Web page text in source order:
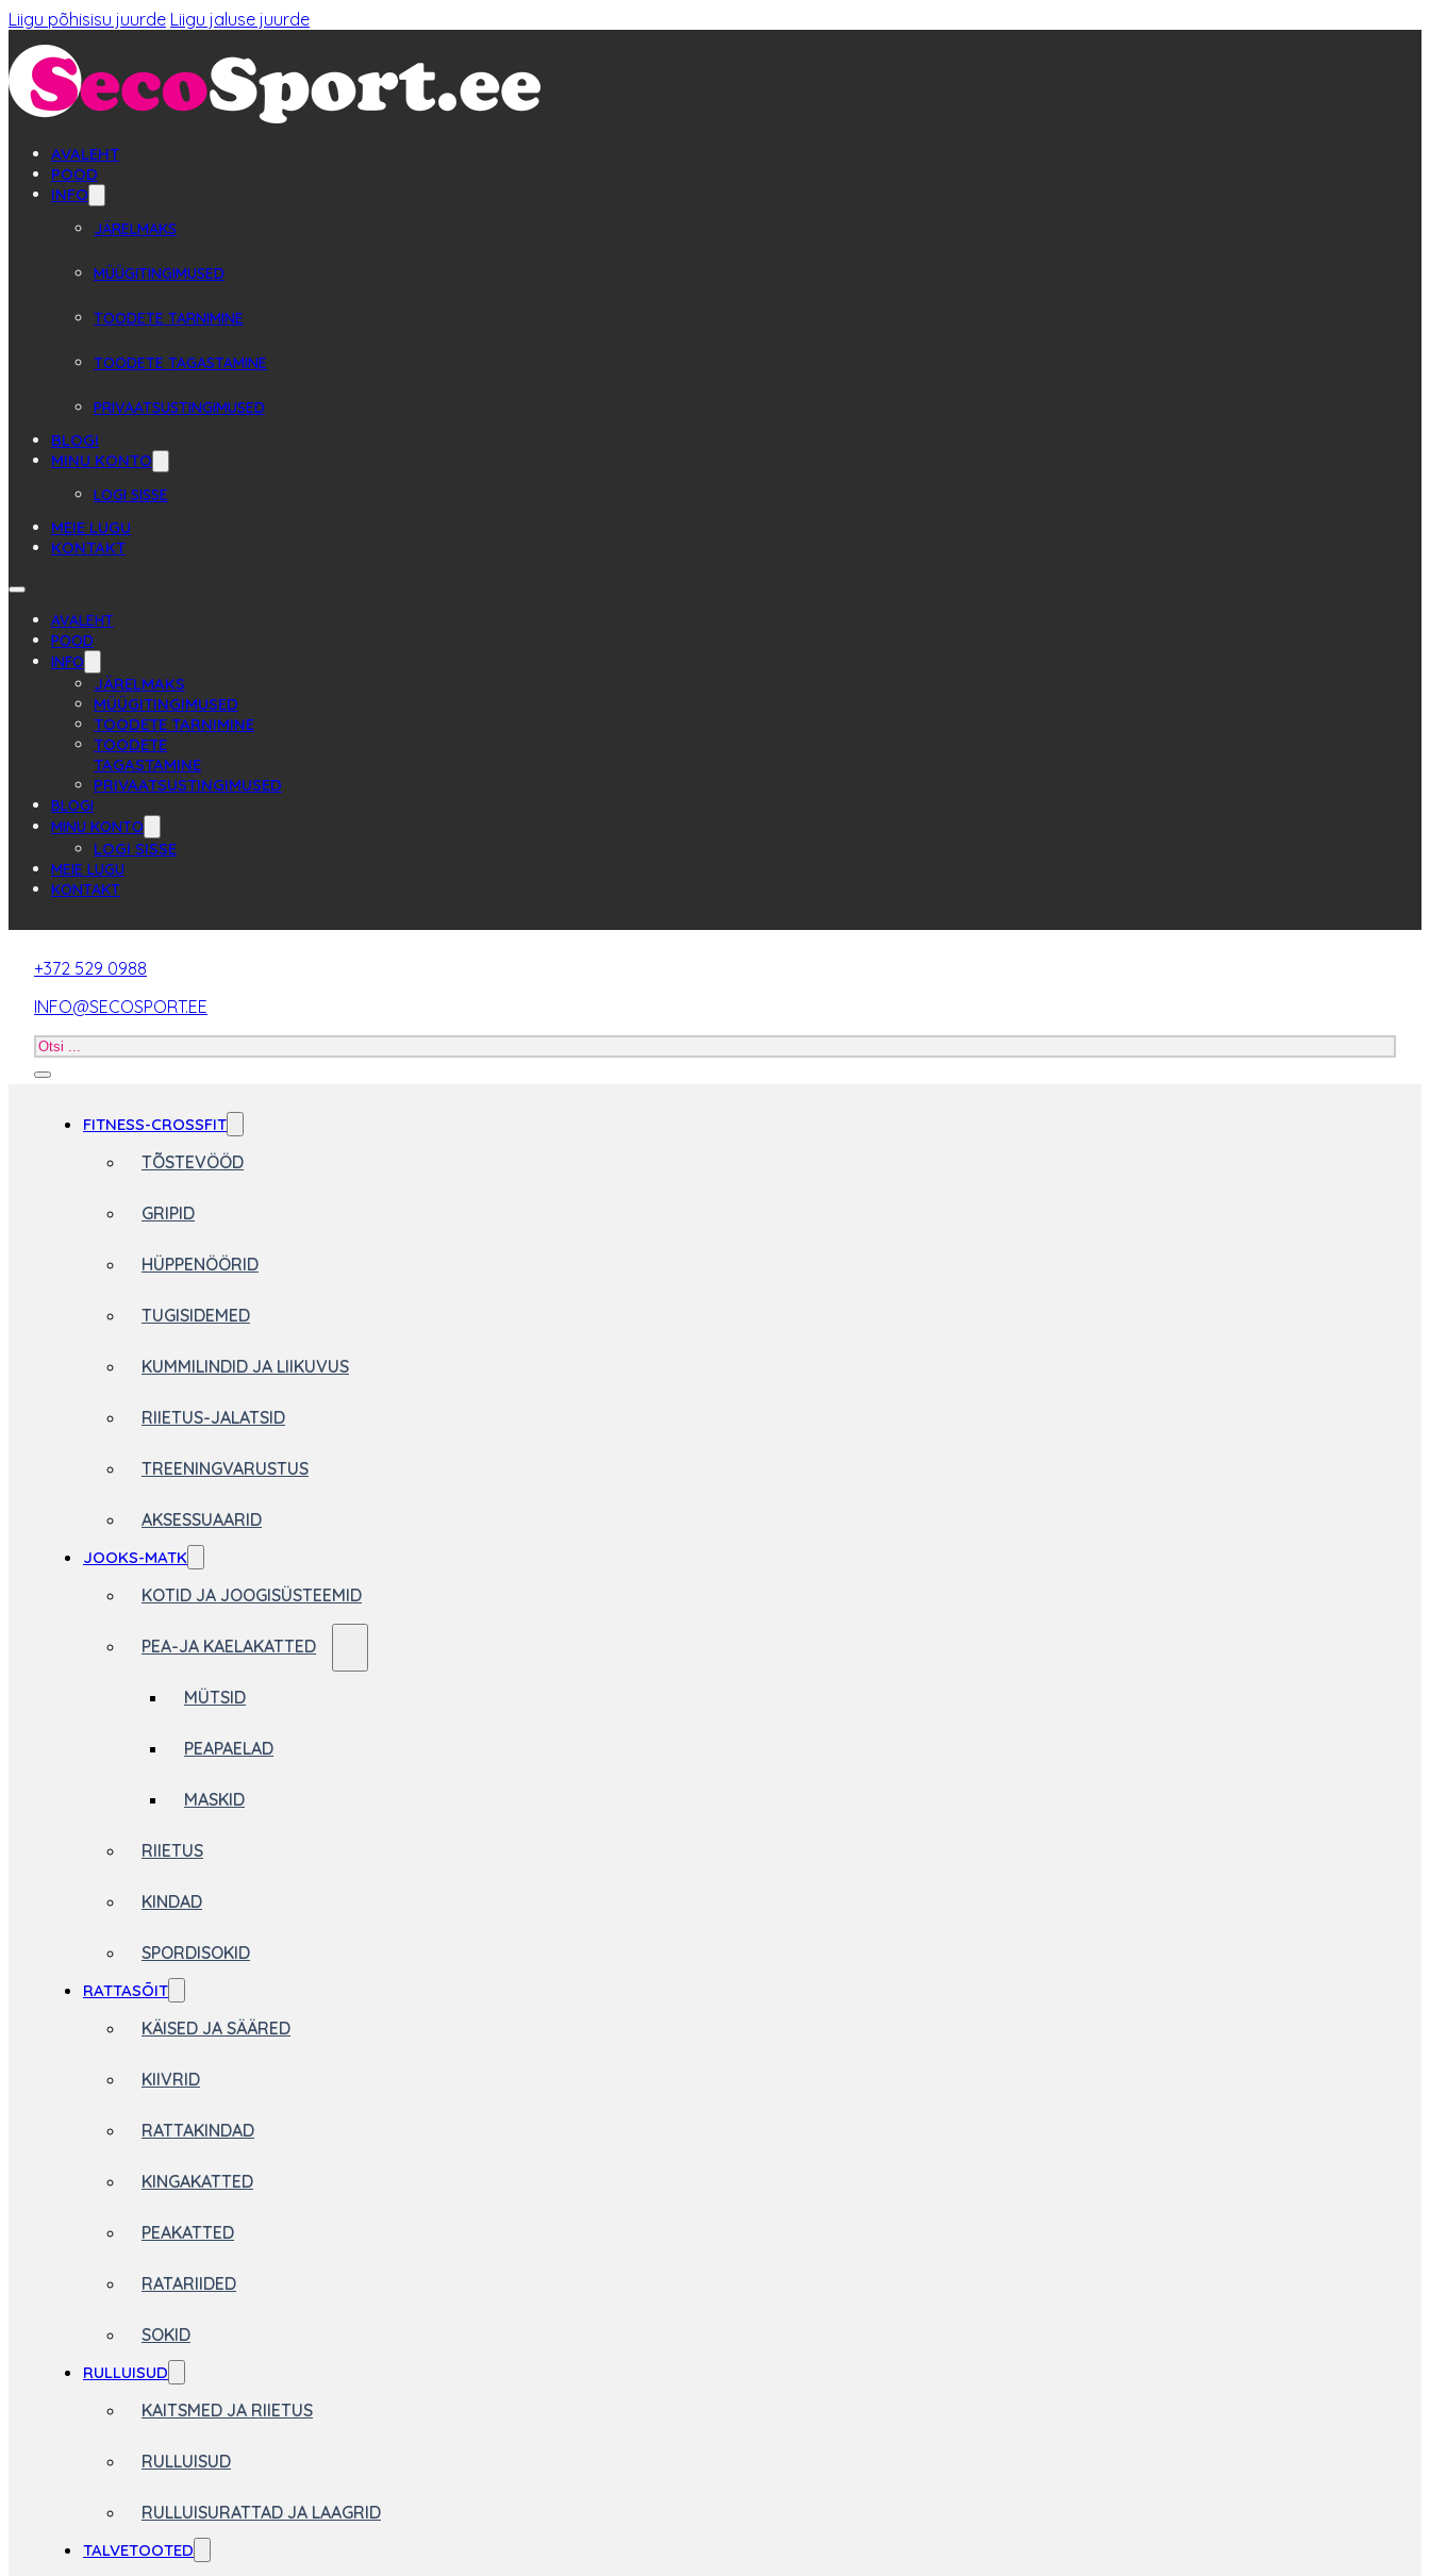
Liigu põhisisu juurde Liigu jaluse juurde
AVALEHT
POOD
INFO
JÄRELMAKS
MÜÜGITINGIMUSED
TOODETE TARNIMINE
TOODETE TAGASTAMINE
PRIVAATSUSTINGIMUSED
BLOGI
MINU KONTO
LOGI SISSE
MEIE LUGU
KONTAKT
AVALEHT
POOD
INFO
JÄRELMAKS
MÜÜGITINGIMUSED
TOODETE TARNIMINE
TOODETE
TAGASTAMINE
PRIVAATSUSTINGIMUSED
BLOGI
MINU KONTO
LOGI SISSE
MEIE LUGU
KONTAKT
+372 529 0988
INFO@SECOSPORT.EE
Otsi
FITNESS-CROSSFIT
TÕSTEVÖÖD
GRIPID
HÜPPENÖÖRID
TUGISIDEMED
KUMMILINDID JA LIIKUVUS
RIIETUS-JALATSID
TREENINGVARUSTUS
AKSESSUAARID
JOOKS-MATK
KOTID JA JOOGISÜSTEEMID
PEA-JA KAELAKATTED
MÜTSID
PEAPAELAD
MASKID
RIIETUS
KINDAD
SPORDISOKID
RATTASÕIT
KÄISED JA SÄÄRED
KIIVRID
RATTAKINDAD
KINGAKATTED
PEAKATTED
RATARIIDED
SOKID
RULLUISUD
KAITSMED JA RIIETUS
RULLUISUD
RULLUISURATTAD JA LAAGRID
TALVETOOTED